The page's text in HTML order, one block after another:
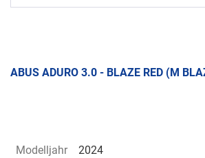
ABUS ADURO 3.0 - BLAZE RED (M
Modelljahr 2024